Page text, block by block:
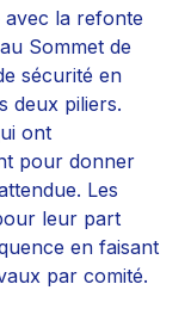
avec la refonte
Sommet de
sécurité en
deux piliers.
ont
pour donner
Les
leur part
en faisant
par comité.